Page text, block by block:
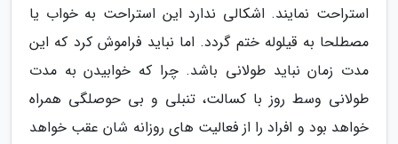
استراحت نمایند. اشکالی ندارد این استراحت به خواب یا
مصطلحا به قیلوله ختم گردد. اما نباید فراموش کرد که این
مدت زمان نباید طولانی باشد. چرا که خوابیدن به مدت
طولانی وسط روز با کسالت، تنبلی و بی حوصلگی همراه
خواهد بود و افراد را از فعالیت های روزانه شان عقب خواهد